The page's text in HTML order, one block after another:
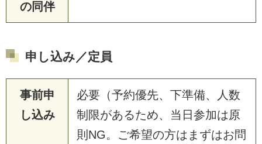
の同伴
申し込み／定員
事前申
し込み
必要（予約優先、下準備、人数
制限があるため、当日参加は原
則NG。ご希望の方はまずはお問